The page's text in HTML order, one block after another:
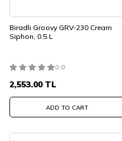
Biradlı Groovy GRV-230 Cream
Siphon, 0.5 L
0.0
2,553.00TL
ADD TO CART